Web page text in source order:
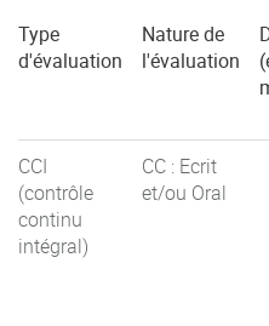
Type
d'évaluation
Nature de
l'évaluation
CCI
(contrôle
continu
intégral)
CC : Ecrit
et/ou Oral